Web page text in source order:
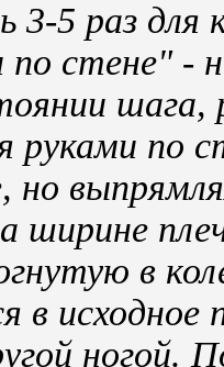
3-5 раз для
стене" -
руками по
ширине
в
в
ногой.